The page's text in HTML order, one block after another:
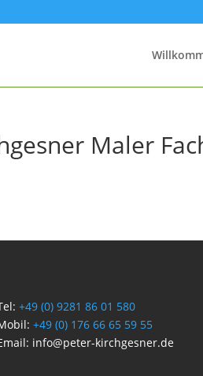
Maler
+49 (0) 9281 86 01 580
+49 (0) 176 66 65 59 55
info@peter-kirchgesner.de